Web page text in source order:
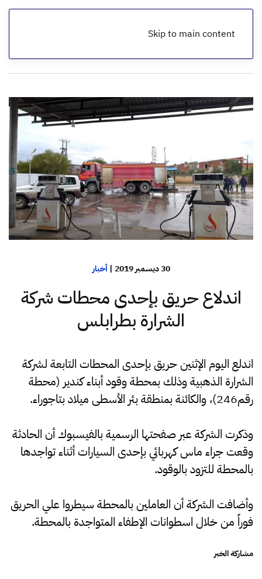
Skip to main content
الرئيسية
30 ديسمبر 2019 |أخبار
اندلاع حريق بإحدى محطات شركة
الشرارة بطرابلس
اندلع اليوم الإثنين حريق بإحدى المحطات التابعة لشركة
الشرارة الذهبية وذلك بمحطة وقود أبناء كندير (محطة
رقم246)، والكائنة بمنطقة بئر الأسطى ميلاد بتاجوراء.
وذكرت الشركة عبر صفحتها الرسمية بالفيسبوك أن الحادثة
وقعت جراء ماس كهربائي بإحدى السيارات أثناء تواجدها
بالمحطة للتزود بالوقود.
وأضافت الشركة أن العاملين بالمحطة سيطروا علي الحريق
فوراً من خلال اسطوانات الإطفاء المتواجدة بالمحطة.
مشاركة الخبر